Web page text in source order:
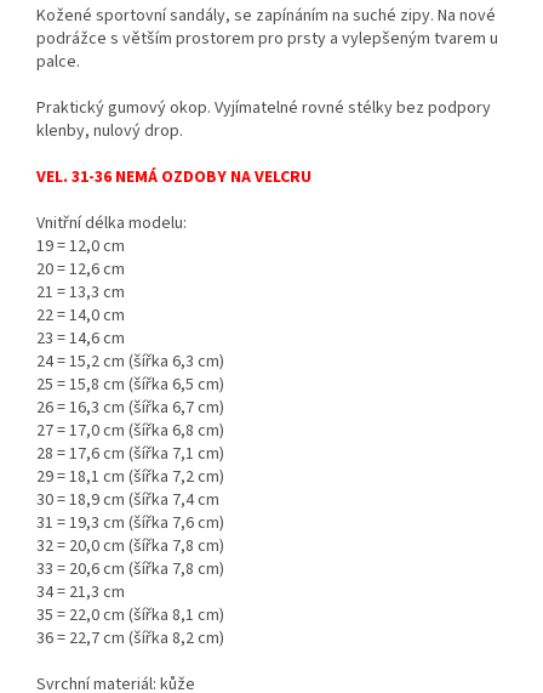
Kožené sportovní sandály, se zapínáním na suché zipy. Na nové
podrážce s větším prostorem pro prsty a vylepšeným tvarem u
palce.
Praktický gumový okop. Vyjímatelné rovné stélky bez podpory
klenby, nulový drop.
VEL. 31-36 NEMÁ OZDOBY NA VELCRU
Vnitřní délka modelu:
19 = 12,0 cm
20 = 12,6 cm
21 = 13,3 cm
22 = 14,0 cm
23 = 14,6 cm
24 = 15,2 cm (šířka 6,3 cm)
25 = 15,8 cm (šířka 6,5 cm)
26 = 16,3 cm (šířka 6,7 cm)
27 = 17,0 cm (šířka 6,8 cm)
28 = 17,6 cm (šířka 7,1 cm)
29 = 18,1 cm (šířka 7,2 cm)
30 = 18,9 cm (šířka 7,4 cm
31 = 19,3 cm (šířka 7,6 cm)
32 = 20,0 cm (šířka 7,8 cm)
33 = 20,6 cm (šířka 7,8 cm)
34 = 21,3 cm
35 = 22,0 cm (šířka 8,1 cm)
36 = 22,7 cm (šířka 8,2 cm)
Svrchní materiál: kůže